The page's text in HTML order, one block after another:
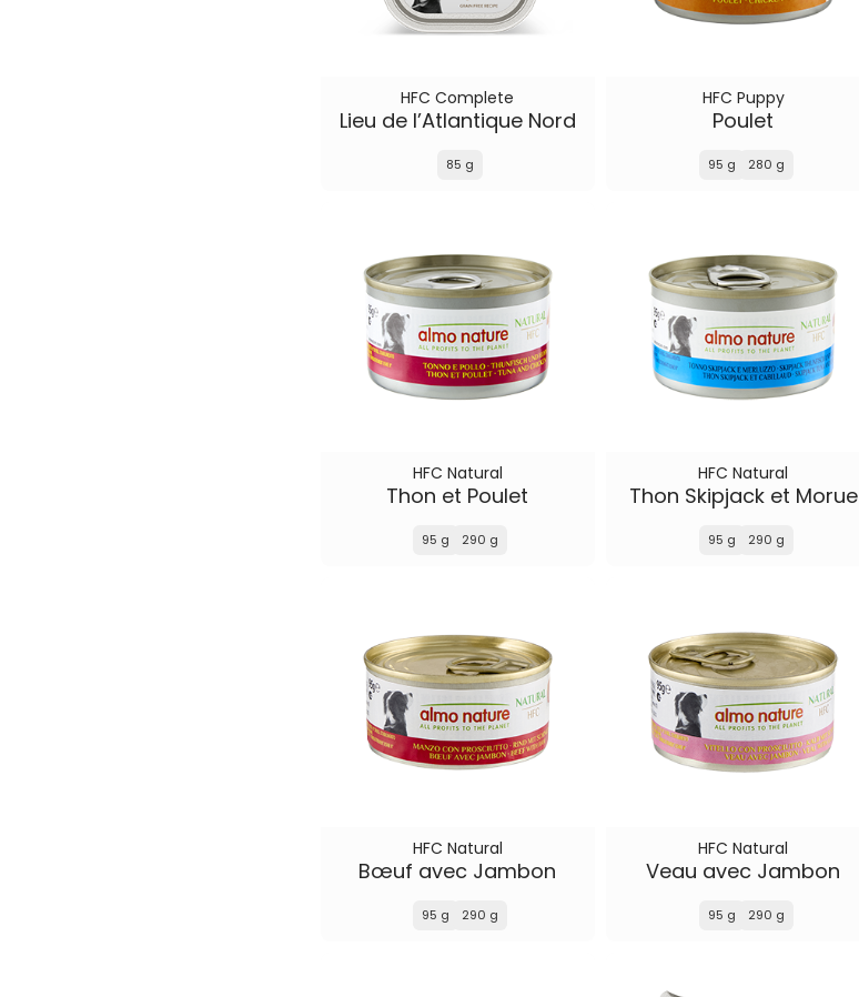
HFC Complete
Lieu de l’Atlantique Nord
85 g
HFC Puppy
Poulet
95 g 280 g
HFC Natural
Thon et Poulet
95 g 290 g
HFC Natural
Thon Skipjack et Morue
95 g 290 g
HFC Natural
Bœuf avec Jambon
95 g 290 g
HFC Natural
Veau avec Jambon
95 g 290 g